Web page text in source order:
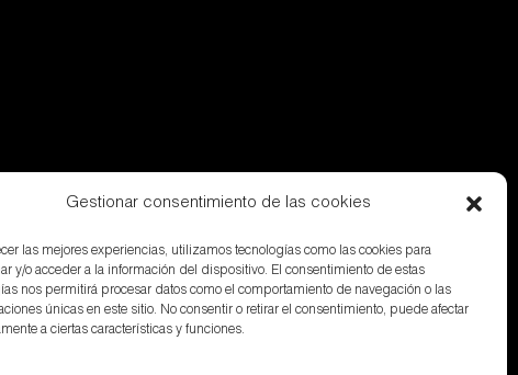
Gestionar consentimiento de las cookies
las mejores experiencias, utilizamos tecnologías como las cookies para
y/o acceder a la información del dispositivo. El consentimiento de estas
nos permitirá procesar datos como el comportamiento de navegación o las
únicas en este sitio. No consentir o retirar el consentimiento, puede afectar
a ciertas características y funciones.